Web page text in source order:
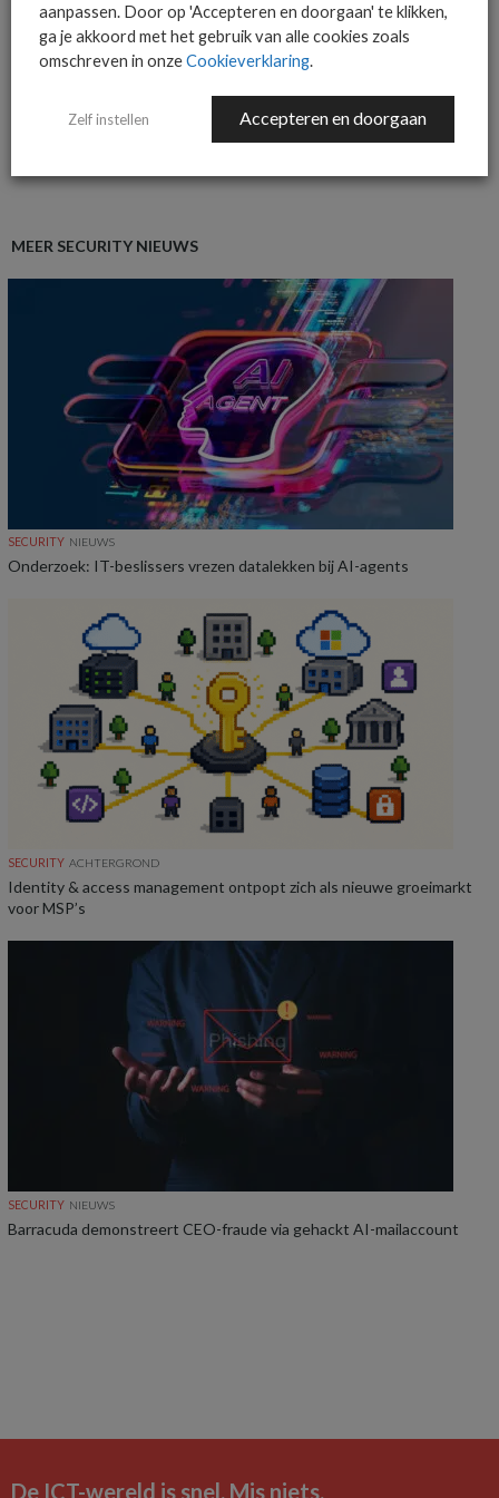
MEER SECURITY NIEUWS
SECURITY NIEUWS
Onderzoek: IT-beslissers vrezen datalekken bij AI-agents
SECURITY ACHTERGROND
Identity & access management ontpopt zich als nieuwe groeimarkt
voor MSP’s
SECURITY NIEUWS
Barracuda demonstreert CEO-fraude via gehackt AI-mailaccount
De ICT-wereld is snel. Mis niets.
aanpassen. Door op 'Accepteren en doorgaan' te klikken,
ga je akkoord met het gebruik van alle cookies zoals
omschreven in onzeCookieverklaring.
Zelf instellen Accepteren en doorgaan